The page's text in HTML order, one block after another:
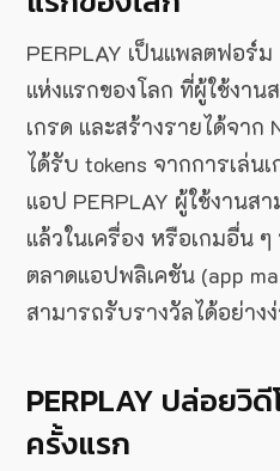
PERPLAY เป็นแพลตฟอร์ม
แห่งแรกของโลก ที่ผู้ใช้งาน
เกรด และสร้างรายได้จาก
ได้รับ tokens จากการเล่น
แอป PERPLAY ผู้ใช้งานส
แล้วในเครื่อง หรือเกมอื่น
ตลาดแอปพลิเคชัน (app
สามารถรับรางวัลได้อย่าง
PERPLAY ปล่อยวิ
ครั้งแรก